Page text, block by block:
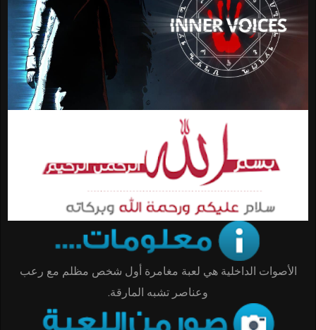
الأصوات الداخلية هي لعبة مغامرة أول شخص مظلم مع رعب
وعناصر تشبه المارقة.